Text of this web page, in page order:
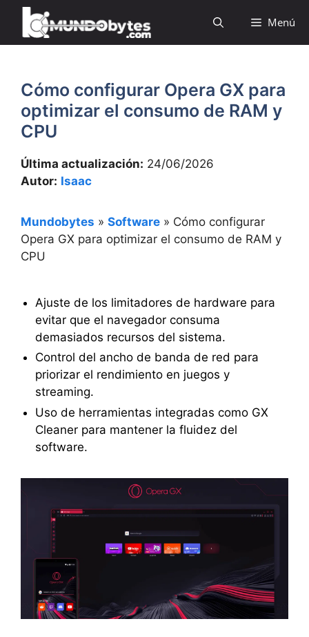
Saltar
contenido
Menú
Cómo configurar Opera GX para
optimizar el consumo de RAM y
CPU
Última actualización: 24/06/2026
Autor: Isaac
Mundobytes » Software » Cómo configurar
Opera GX para optimizar el consumo de RAM y
CPU
Ajuste de los limitadores de hardware para
evitar que el navegador consuma
demasiados recursos del sistema.
Control del ancho de banda de red para
priorizar el rendimiento en juegos y
streaming.
Uso de herramientas integradas como GX
Cleaner para mantener la fluidez del
software.